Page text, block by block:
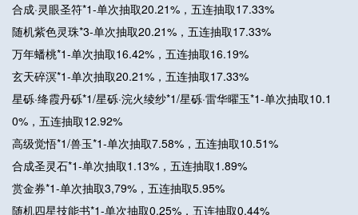
合成·灵眼圣符*1-单次抽取20.21%，五连抽取17.33%
随机紫色灵珠*3-单次抽取20.21%，五连抽取17.33%
万年蟠桃*1-单次抽取16.42%，五连抽取16.19%
玄天碎溟*1-单次抽取20.21%，五连抽取17.33%
星砾·绛霞丹砾*1/星砾·浣火绫纱*1/星砾·雷华曜玉*1-单次抽取10.1
0%，五连抽取12.92%
高级觉悟*1/兽玉*1-单次抽取7.58%，五连抽取10.51%
合成圣灵石*1-单次抽取1.13%，五连抽取1.89%
赏金券*1-单次抽取3,79%，五连抽取5.95%
随机四星技能书*1-单次抽取0.25%，五连抽取0.44%